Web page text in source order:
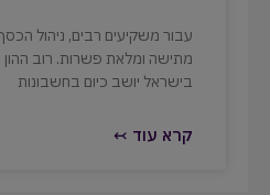
עבור משקיעים רבים, ניהול
מתישה ומלאת פשרות. רוב ההון
בישראל יושב כיום בחשבונות
קרא עוד ↢